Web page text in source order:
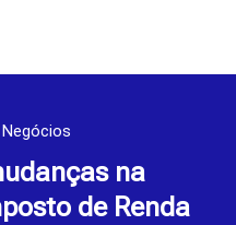
na
de Renda